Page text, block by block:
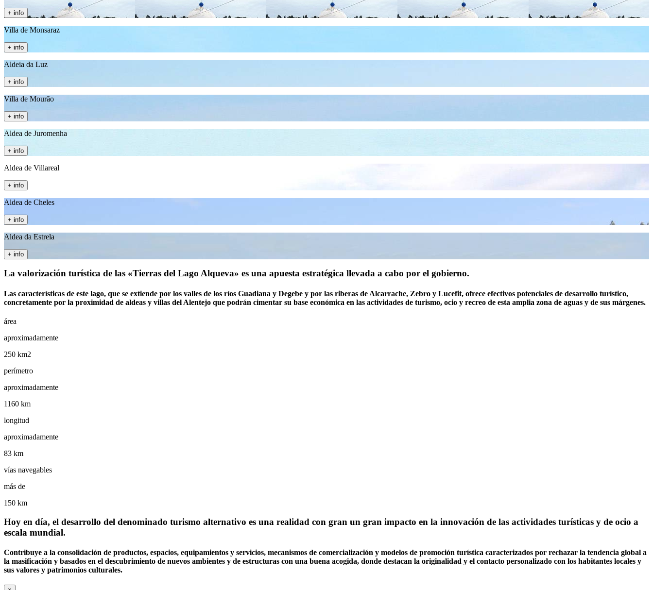
+ info
Villa de Monsaraz
+ info
Aldeia da Luz
+ info
Villa de Mourão
+ info
Aldea de Juromenha
+ info
Aldea de Villareal
+ info
Aldea de Cheles
+ info
Aldea da Estrela
+ info
La valorización turística de las «Tierras del Lago Alqueva» es una apuesta estratégica llevada a cabo por el gobierno.
Las características de este lago, que se extiende por los valles de los ríos Guadiana y Degebe y por las riberas de Alcarrache, Zebro y Lucefit, ofrece efectivos potenciales de desarrollo turístico,
concretamente por la proximidad de aldeas y villas del Alentejo que podrán cimentar su base económica en las actividades de turismo, ocio y recreo de esta amplia zona de aguas y de sus márgenes.
área
aproximadamente
250 km2
perímetro
aproximadamente
1160 km
longitud
aproximadamente
83 km
vías navegables
más de
150 km
Hoy en día, el desarrollo del denominado turismo alternativo es una realidad con gran un gran impacto en la innovación de las actividades turísticas y de ocio a
escala mundial.
Contribuye a la consolidación de productos, espacios, equipamientos y servicios, mecanismos de comercialización y modelos de promoción turística caracterizados por rechazar la tendencia global a
la masificación y basados en el descubrimiento de nuevos ambientes y de estructuras con una buena acogida, donde destacan la originalidad y el contacto personalizado con los habitantes locales y
sus valores y patrimonios culturales.